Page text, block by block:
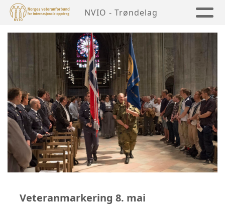
NVIO - Trøndelag
Veteranmarkering 8. mai